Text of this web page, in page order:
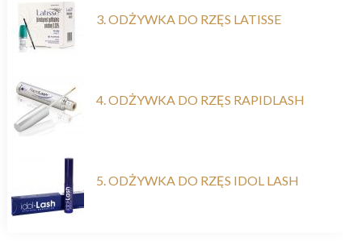
3. ODŻYWKA DO RZĘS LATISSE
4. ODŻYWKA DO RZĘS RAPIDLASH
5. ODŻYWKA DO RZĘS IDOL LASH